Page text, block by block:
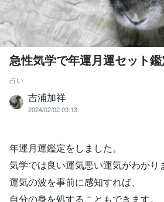
急性気学で年運月運セット
占い
吉浦加祥
2024/02/02 09:13
年運月運鑑定をしました。
気学では良い運気悪い運気がわかり
運気の波を事前に感知すれば、
自分の身を処することもできます。